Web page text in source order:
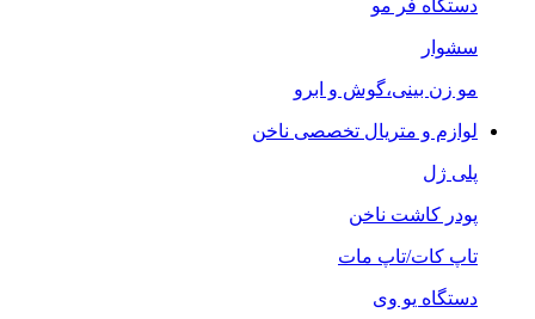
دستگاه فر مو
سشوار
مو زن بینی،گوش و ابرو
لوازم و متریال تخصصی ناخن
پلی ژل
پودر کاشت ناخن
تاپ کات/تاپ مات
دستگاه یو وی